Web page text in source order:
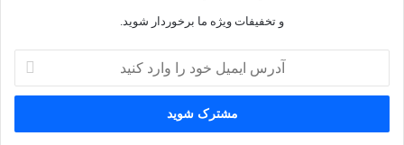
و تخفیفات ویژه ما برخوردار شوید.
خود
وارد